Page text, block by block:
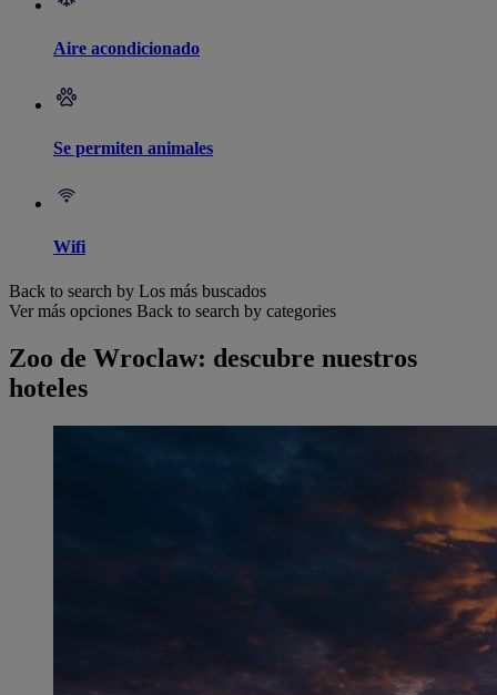
Aire acondicionado
Se permiten animales
Wifi
Back to search by Los más buscados
Ver más opciones Back to search by categories
Zoo de Wroclaw: descubre nuestros
hoteles